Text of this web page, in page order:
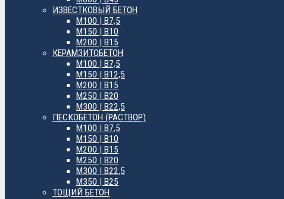
ИЗВЕСТКОВЫЙ БЕТОН
М100 | B7,5
М150 | B10
М200 | B15
КЕРАМЗИТОБЕТОН
М100 | B7,5
М150 | B12,5
М200 | B15
М250 | B20
М300 | B22,5
ПЕСКОБЕТОН (РАСТВОР)
М100 | B7,5
М150 | B10
М200 | B15
М250 | B20
М300 | B22,5
М350 | B25
ТОЩИЙ БЕТОН